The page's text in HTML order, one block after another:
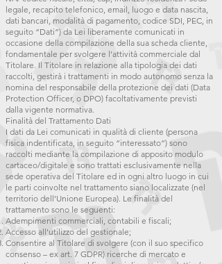
legale, recapito telefonico, email, luogo e data nascita,
dati bancari, modalità di pagamento, codice SDI, PEC, in
seguito “Dati”) da Lei liberamente comunicati in
occasione della compilazione della sua scheda cliente,
fondamentale per svolgere l’attività commerciale dal
Titolare. Il Titolare in relazione alla tipologia dei dati
raccolti, gestirà i trattamenti in modo autonomo senza la
nomina del responsabile della protezione dei dati (Data
Protection Officer, o DPO) facoltativamente previsti
dalla vigente normativa.
Finalità del Trattamento Dati
I dati da Lei comunicati in qualità di cliente (persona
fisica indentificata, in seguito “interessato”) sono
raccolti mediante la compilazione di apposito modulo
cartaceo/digitale e sono trattati esclusivamente nella
sede operativa del Titolare ed in ogni altro luogo in cui
le parti coinvolte nel trattamento siano localizzate (nel
territorio dell’Unione Europea). Le finalità del
trattamento sono le seguenti:
Adempimenti commerciali, contabili e fiscali;
Accesso all'utilizzo del gestionale;
Consentire al Titolare di svolgere (con il suo specifico
consenso – ex art. 7 GDPR) ricerche di mercato e